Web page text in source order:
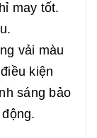
may tốt.
vải màu
kiện
sáng bảo